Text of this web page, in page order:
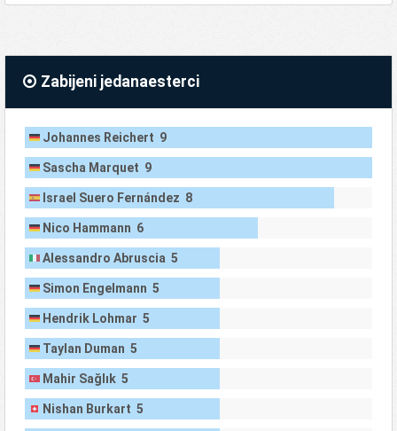
Zabijeni jedanaesterci
Johannes Reichert 9
Sascha Marquet 9
Israel Suero Fernández 8
Nico Hammann 6
Alessandro Abruscia 5
Simon Engelmann 5
Hendrik Lohmar 5
Taylan Duman 5
Mahir Sağlık 5
Nishan Burkart 5